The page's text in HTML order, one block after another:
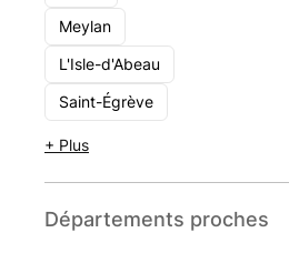
Meylan
L'Isle-d'Abeau
Saint-Égrève
+ Plus
Départements proches